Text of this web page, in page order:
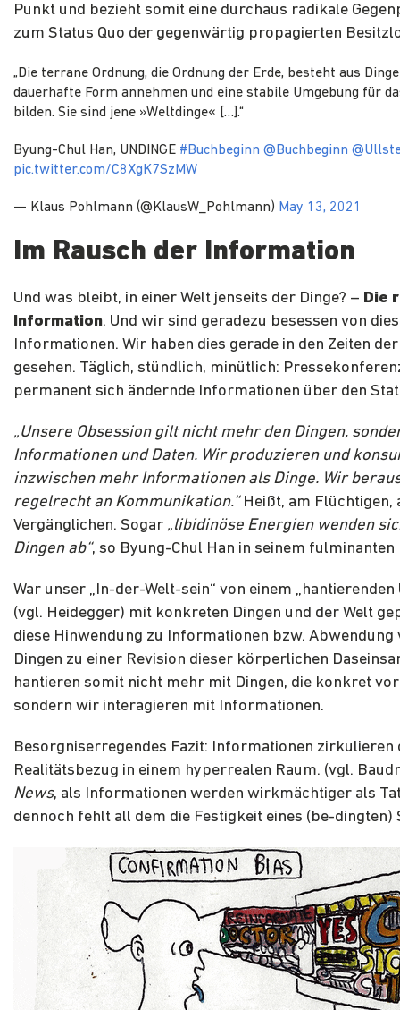
Punkt und bezieht somit eine durchaus radikale
zum Status Quo der gegenwärtig propagierten
„Die terrane Ordnung, die Ordnung der Erde, besteht aus
dauerhafte Form annehmen und eine stabile Umgebung für
bilden. Sie sind jene »Weltdinge« […].“
Byung-Chul Han, UNDINGE #Buchbeginn @Buchbeginn
pic.twitter.com/C8XgK7SzMW
— Klaus Pohlmann (@KlausW_Pohlmann) May 13, 2021
Im Rausch der Information
Und was bleibt, in einer Welt jenseits der Dinge? – Die
Information. Und wir sind geradezu besessen von
Informationen. Wir haben dies gerade in den Zeiten
gesehen. Täglich, stündlich, minütlich:
permanent sich ändernde Informationen über den
„Unsere Obsession gilt nicht mehr den Dingen,
Informationen und Daten. Wir produzieren und
inzwischen mehr Informationen als Dinge. Wir
regelrecht an Kommunikation.“Heißt, am Flüchtigen,
Vergänglichen. Sogar „libidinöse Energien wenden
Dingen ab“, so Byung-Chul Han in seinem fulminanten
War unser „In-der-Welt-sein“ von einem „hantierenden
(vgl. Heidegger) mit konkreten Dingen und der Welt
diese Hinwendung zu Informationen bzw. Abwendung
Dingen zu einer Revision dieser körperlichen
hantieren somit nicht mehr mit Dingen, die konkret
sondern wir interagieren mit Informationen.
Besorgniserregendes Fazit: Informationen zirkulieren
Realitätsbezug in einem hyperrealen Raum. (vgl.
News, als Informationen werden wirkmächtiger als
dennoch fehlt all dem die Festigkeit eines (be-dingten)